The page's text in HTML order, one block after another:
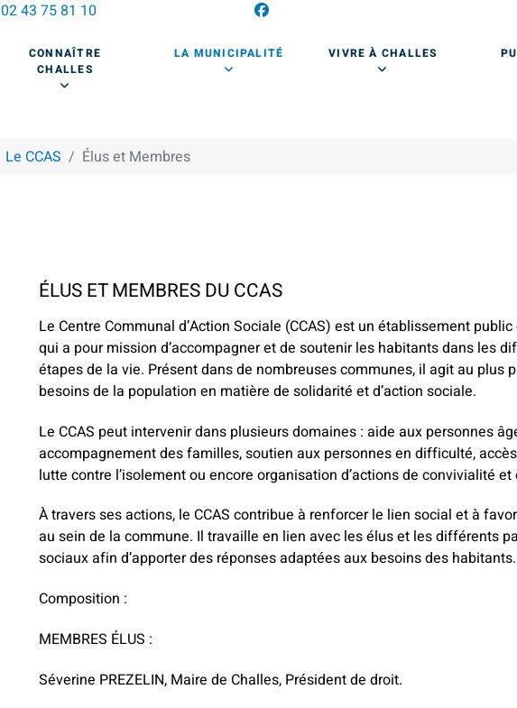
02 43 75 81 10
CONNAÎTRE
CHALLES
LA MUNICIPALITÉ VIVRE À CHALLES
Le CCAS Élus et Membres
ÉLUS ET MEMBRES DU CCAS
Le Centre Communal d’Action Sociale (CCAS) est un établissement
qui a pour mission d’accompagner et de soutenir les habitants dans les
étapes de la vie. Présent dans de nombreuses communes, il agit au plus
besoins de la population en matière de solidarité et d’action sociale.
Le CCAS peut intervenir dans plusieurs domaines : aide aux personnes
accompagnement des familles, soutien aux personnes en difficulté,
lutte contre l’isolement ou encore organisation d’actions de convivialité
À travers ses actions, le CCAS contribue à renforcer le lien social et à
au sein de la commune. Il travaille en lien avec les élus et les différents
sociaux afin d’apporter des réponses adaptées aux besoins des habitants.
Composition :
MEMBRES ÉLUS :
Séverine PREZELIN, Maire de Challes, Président de droit.